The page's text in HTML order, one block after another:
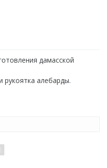
дамасской
рукоятка алебарды.